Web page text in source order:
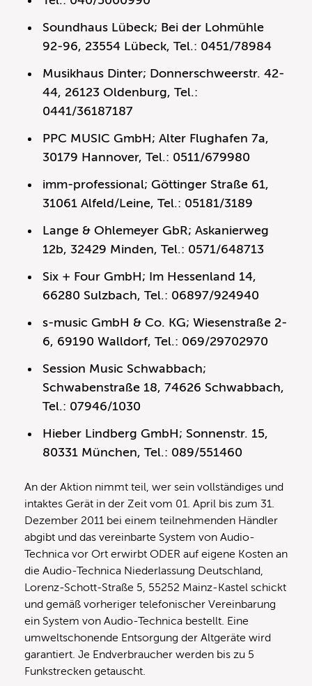
Soundhaus Lübeck; Bei der Lohmühle
92-96, 23554 Lübeck, Tel.: 0451/78984
Musikhaus Dinter; Donnerschweerstr. 42-
44, 26123 Oldenburg, Tel.:
0441/36187187
PPC MUSIC GmbH; Alter Flughafen 7a,
30179 Hannover, Tel.: 0511/679980
imm-professional; Göttinger Straße 61,
31061 Alfeld/Leine, Tel.: 05181/3189
Lange & Ohlemeyer GbR; Askanierweg
12b, 32429 Minden, Tel.: 0571/648713
Six + Four GmbH; Im Hessenland 14,
66280 Sulzbach, Tel.: 06897/924940
s-music GmbH & Co. KG; Wiesenstraße 2-
6, 69190 Walldorf, Tel.: 069/29702970
Session Music Schwabbach;
Schwabenstraße 18, 74626 Schwabbach,
Tel.: 07946/1030
Hieber Lindberg GmbH; Sonnenstr. 15,
80331 München, Tel.: 089/551460
An der Aktion nimmt teil, wer sein vollständiges und
intaktes Gerät in der Zeit vom 01. April bis zum 31.
Dezember 2011 bei einem teilnehmenden Händler
abgibt und das vereinbarte System von Audio-
Technica vor Ort erwirbt ODER auf eigene Kosten an
die Audio-Technica Niederlassung Deutschland,
Lorenz-Schott-Straße 5, 55252 Mainz-Kastel schickt
und gemäß vorheriger telefonischer Vereinbarung
ein System von Audio-Technica bestellt. Eine
umweltschonende Entsorgung der Altgeräte wird
garantiert. Je Endverbraucher werden bis zu 5
Funkstrecken getauscht.